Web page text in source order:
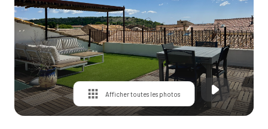
Contact
Afficher toutes les photos